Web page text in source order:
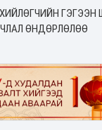
ГЭГЭЭН
ӨНДӨРЛӨЛӨӨ